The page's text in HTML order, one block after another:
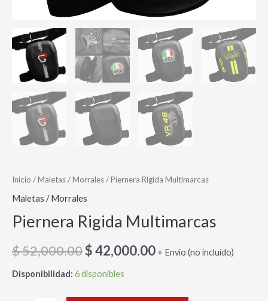
Inicio /Maletas / Morrales/ Piernera Rigida Multimarcas
Maletas / Morrales
Piernera Rigida Multimarcas
$52,000.00$42,000.00 + Envio (no incluido)
Disponibilidad: 6 disponibles